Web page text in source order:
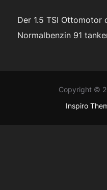
Der 1.5 TSI
Normalbenzin 91
Copyright ©
Inspiro